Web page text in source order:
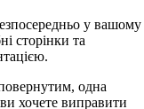
у вашому
сторінки та
одна
хочете виправити